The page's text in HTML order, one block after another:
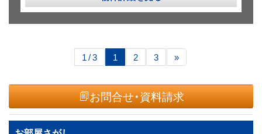
1 / 3 1 2 3 »
お問合せ・資料請求